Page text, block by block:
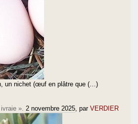
un nichet (œuf en plâtre que (…)
». 2 novembre 2025 , par VERDIER